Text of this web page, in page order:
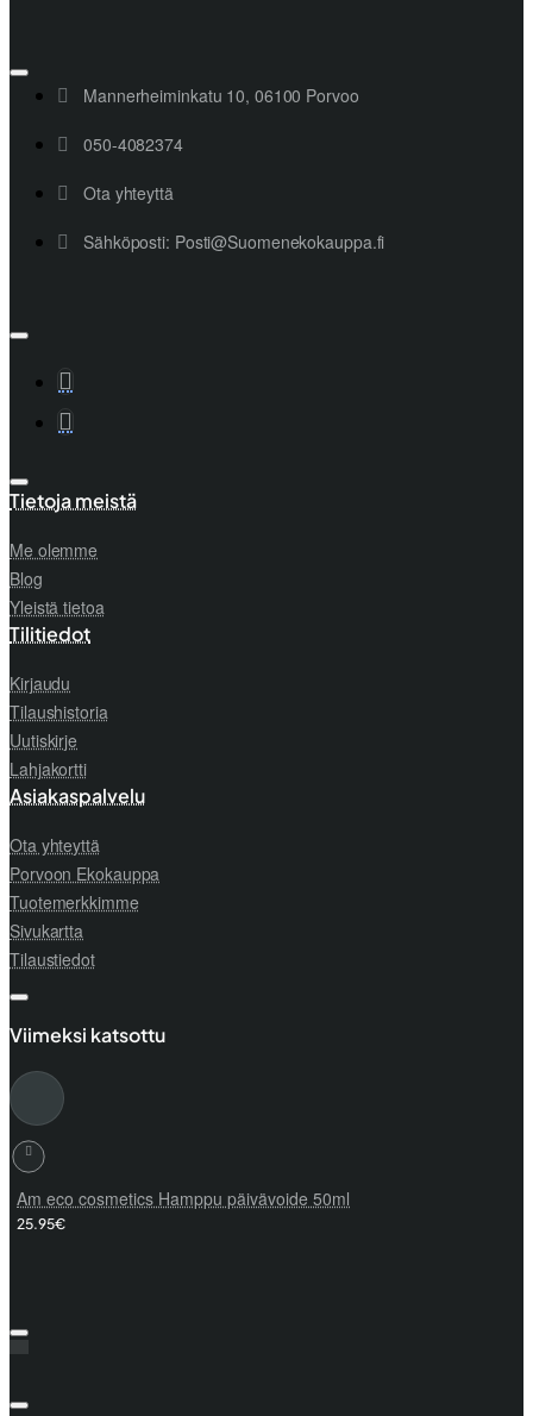
Mannerheiminkatu 10, 06100 Porvoo
050-4082374
Ota yhteyttä
Sähköposti: Posti@Suomenekokauppa.fi
Tietoja meistä
Me olemme
Blog
Yleistä tietoa
Tilitiedot
Kirjaudu
Tilaushistoria
Uutiskirje
Lahjakortti
Asiakaspalvelu
Ota yhteyttä
Porvoon Ekokauppa
Tuotemerkkimme
Sivukartta
Tilaustiedot
Viimeksi katsottu
Am eco cosmetics Hamppu päivävoide 50ml
25.95€